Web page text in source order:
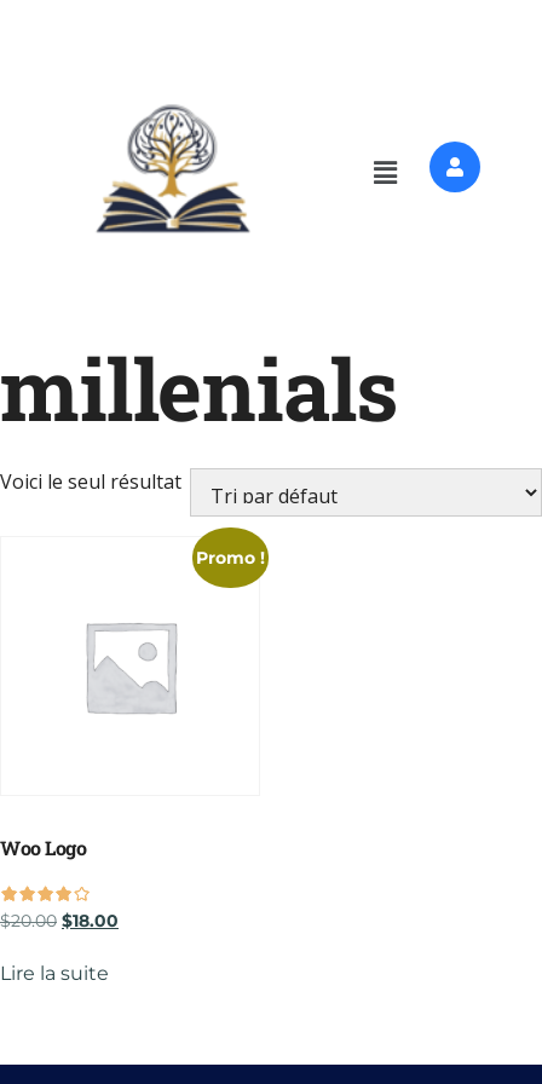
millenials
Voici le seul résultat
Promo !
Woo Logo
$20.00 $18.00
Lire la suite